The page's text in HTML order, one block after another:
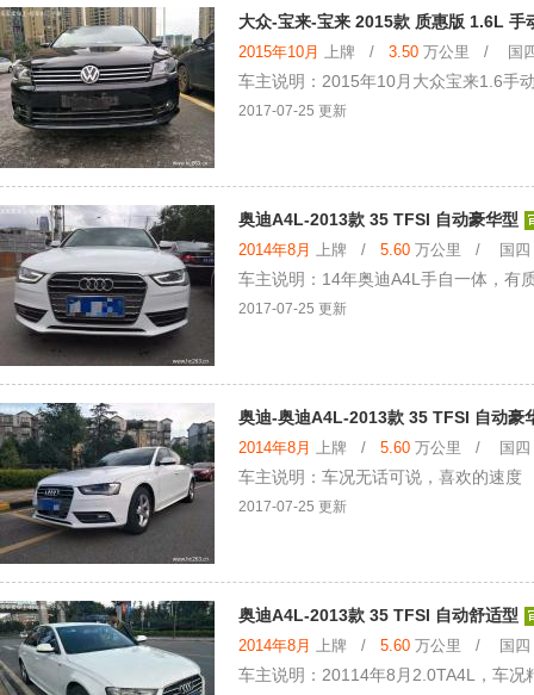
大众-宝来-宝来 2015款 质惠版 1.6L 手
2015年10月 上牌 / 3.50 万公里 / 国四
车主说明：2015年10月大众宝来1.6手
2017-07-25 更新
奥迪A4L-2013款 35 TFSI 自动豪华型
2014年8月 上牌 / 5.60 万公里 / 国四 /
车主说明：14年奥迪A4L手自一体，有
2017-07-25 更新
奥迪-奥迪A4L-2013款 35 TFSI 自动豪
2014年8月 上牌 / 5.60 万公里 / 国四 /
车主说明：车况无话可说，喜欢的速度
2017-07-25 更新
奥迪A4L-2013款 35 TFSI 自动舒适型
2014年8月 上牌 / 5.60 万公里 / 国四 /
车主说明：20114年8月2.0TA4L，车